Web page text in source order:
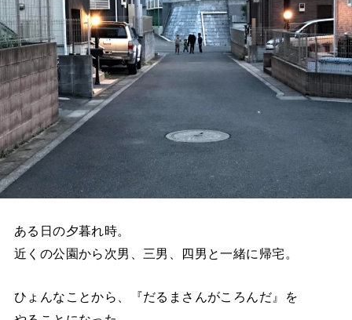
ある日の夕暮れ時。
近くの公園から次男、三男、四男と一緒に帰宅。
ひょんなことから、『だるまさんがころんだ』を